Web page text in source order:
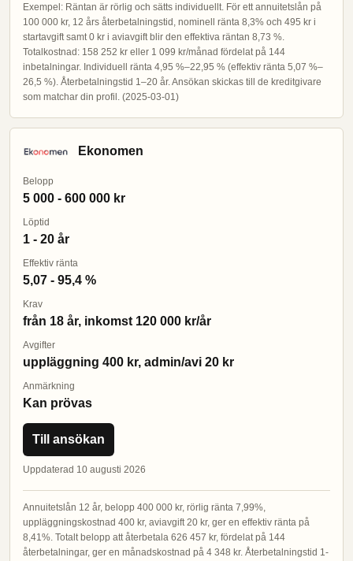
Exempel: Räntan är rörlig och sätts individuellt. För ett annuitetslån på
100 000 kr, 12 års återbetalningstid, nominell ränta 8,3% och 495 kr i
startavgift samt 0 kr i aviavgift blir den effektiva räntan 8,73 %.
Totalkostnad: 158 252 kr eller 1 099 kr/månad fördelat på 144
inbetalningar. Individuell ränta 4,95 %–22,95 % (effektiv ränta 5,07 %–
26,5 %). Återbetalningstid 1–20 år. Ansökan skickas till de kreditgivare
som matchar din profil. (2025-03-01)
Ekonomen
Belopp
5 000 - 600 000 kr
Löptid
1 - 20 år
Effektiv ränta
5,07 - 95,4 %
Krav
från 18 år, inkomst 120 000 kr/år
Avgifter
uppläggning 400 kr, admin/avi 20 kr
Anmärkning
Kan prövas
Till ansökan
Uppdaterad 10 augusti 2026
Annuitetslån 12 år, belopp 400 000 kr, rörlig ränta 7,99%,
uppläggningskostnad 400 kr, aviavgift 20 kr, ger en effektiv ränta på
8,41%. Totalt belopp att återbetala 626 457 kr, fördelat på 144
återbetalningar, ger en månadskostnad på 4 348 kr. Återbetalningstid 1-